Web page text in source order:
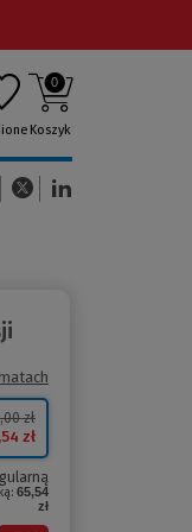
0
Koszyk
okno)(Link do innej strony)
zł
zł
65,54
zł